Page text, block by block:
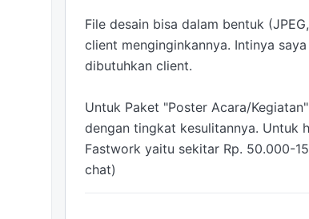
File desain bisa dalam bentuk
client menginginkannya. Intinya
dibutuhkan client.
Untuk Paket "Poster Acara/
dengan tingkat kesulitannya. Untuk
Fastwork yaitu sekitar Rp. 50.000-
chat)